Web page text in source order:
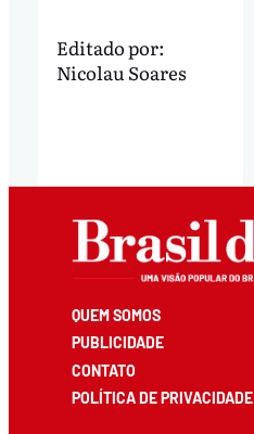
Editado por:
Nicolau Soares
QUEM SOMOS
PUBLICIDADE
CONTATO
POLÍTICA DE PRIVACIDADE